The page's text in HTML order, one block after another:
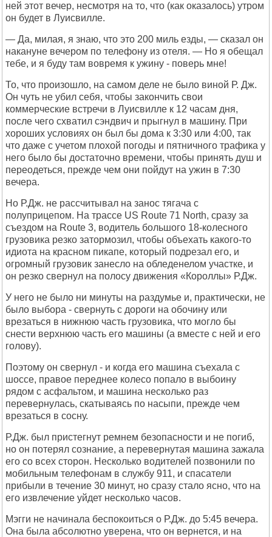
ней этот вечер, несмотря на то, что (как оказалось) утром
он будет в Луисвилле.
— Да, милая, я знаю, что это 200 миль езды, — сказал он
накануне вечером по телефону из отеля. — Но я обещал
тебе, и я буду там вовремя к ужину - поверь мне!
То, что произошло, на самом деле не было виной Р. Дж.
Он чуть не убил себя, чтобы закончить свои
коммерческие встречи в Луисвилле к 12 часам дня,
после чего схватил сэндвич и прыгнул в машину. При
хороших условиях он был бы дома к 3:30 или 4:00, так
что даже с учетом плохой погоды и пятничного трафика у
него было бы достаточно времени, чтобы принять душ и
переодеться, прежде чем они пойдут на ужин в 7:30
вечера.
Но Р.Дж. не рассчитывал на занос тягача с
полуприцепом. На трассе US Route 71 North, сразу за
съездом на Route 3, водитель большого 18-колесного
грузовика резко затормозил, чтобы объехать какого-то
идиота на красном пикапе, который подрезал его, и
огромный грузовик занесло на обледенелом участке, и
он резко свернул на полосу движения «Короллы» Р.Дж.
У него не было ни минуты на раздумье и, практически, не
было выбора - свернуть с дороги на обочину или
врезаться в нижнюю часть грузовика, что могло бы
снести верхнюю часть его машины (а вместе с ней и его
голову).
Поэтому он свернул - и когда его машина съехала с
шоссе, правое переднее колесо попало в выбоину
рядом с асфальтом, и машина несколько раз
перевернулась, скатываясь по насыпи, прежде чем
врезаться в сосну.
Р.Дж. был пристегнут ремнем безопасности и не погиб,
но он потерял сознание, а перевернутая машина зажала
его со всех сторон. Несколько водителей позвонили по
мобильным телефонам в службу 911, и спасатели
прибыли в течение 30 минут, но сразу стало ясно, что на
его извлечение уйдет несколько часов.
Мэгги не начинала беспокоиться о Р.Дж. до 5:45 вечера.
Она была абсолютно уверена, что он вернется, и на